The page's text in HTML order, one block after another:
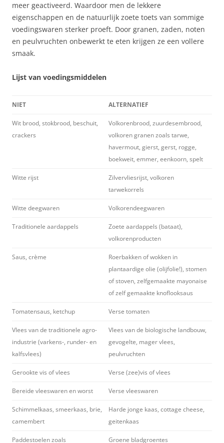
meer geactiveerd. Waardoor men de lekkere
eigenschappen en de natuurlijk zoete toets van sommige
voedingswaren sterker proeft. Door granen, zaden, noten
en peulvruchten onbewerkt te eten krijgen ze een vollere
smaak.
Lijst van voedingsmiddelen
NIET ALTERNATIEF
Wit brood, stokbrood, beschuit,
crackers
Volkorenbrood, zuurdesembrood,
volkoren granen zoals tarwe,
havermout, gierst, gerst, rogge,
boekweit, emmer, eenkoorn, spelt
Witte rijst
Zilvervliesrijst, volkoren
tarwekorrels
Witte deegwaren Volkorendeegwaren
Traditionele aardappels
Zoete aardappels (bataat),
volkorenproducten
Saus, crème
Roerbakken of wokken in
plantaardige olie (olijfolie!), stomen
of stoven, zelfgemaakte mayonaise
of zelf gemaakte knoflooksaus
Tomatensaus, ketchup Verse tomaten
Vlees van de traditionele agro-
industrie (varkens-, runder- en
kalfsvlees)
Vlees van de biologische landbouw,
gevogelte, mager vlees,
peulvruchten
Gerookte vis of vlees Verse (zee)vis of vlees
Bereide vleeswaren en worst Verse vleeswaren
Schimmelkaas, smeerkaas, brie,
camembert
Harde jonge kaas, cottage cheese,
geitenkaas
Paddestoelen zoals Groene bladgroentes